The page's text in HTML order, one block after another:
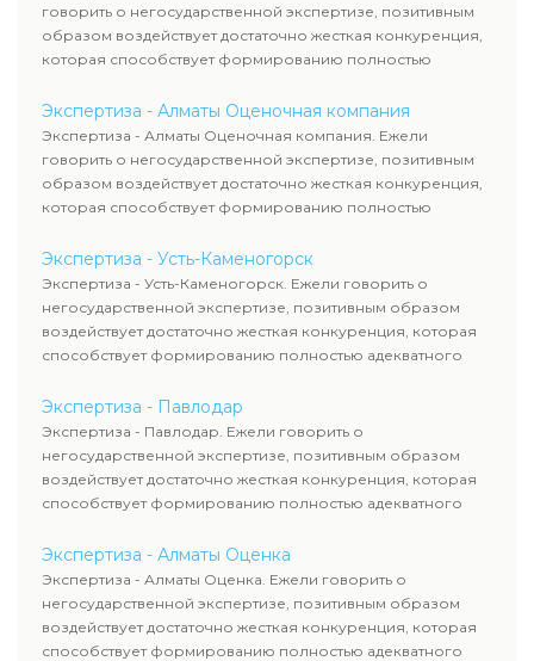
говорить о негосударственной экспертизе, позитивным
образом воздействует достаточно жесткая конкуренция,
которая способствует формированию полностью
Экспертиза - Алматы Оценочная компания
Экспертиза - Алматы Оценочная компания. Ежели
говорить о негосударственной экспертизе, позитивным
образом воздействует достаточно жесткая конкуренция,
которая способствует формированию полностью
Экспертиза - Усть-Каменогорск
Экспертиза - Усть-Каменогорск. Ежели говорить о
негосударственной экспертизе, позитивным образом
воздействует достаточно жесткая конкуренция, которая
способствует формированию полностью адекватного
Экспертиза - Павлодар
Экспертиза - Павлодар. Ежели говорить о
негосударственной экспертизе, позитивным образом
воздействует достаточно жесткая конкуренция, которая
способствует формированию полностью адекватного
Экспертиза - Алматы Оценка
Экспертиза - Алматы Оценка. Ежели говорить о
негосударственной экспертизе, позитивным образом
воздействует достаточно жесткая конкуренция, которая
способствует формированию полностью адекватного